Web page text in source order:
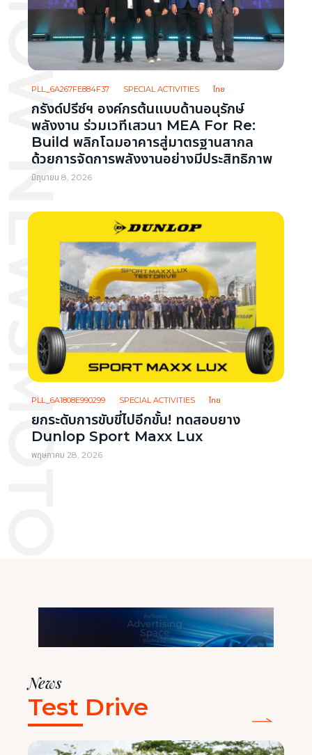
PLL_6A267FE884F37 SPECIAL ACTIVITIES ไทย
กรังด์ปรีซ์ฯ องค์กรต้นแบบด้านอนุรักษ์
พลังงาน ร่วมเวทีเสวนา MEA For Re:
Build พลิกโฉมอาคารสู่มาตรฐานสากล
ด้วยการจัดการพลังงานอย่างมีประสิทธิภาพ
มิถุนายน 8, 2026
PLL_6A1808E990299 SPECIAL ACTIVITIES ไทย
ยกระดับการขับขี่ไปอีกขั้น! ทดสอบยาง
Dunlop Sport Maxx Lux
พฤษภาคม 28, 2026
News
Test Drive